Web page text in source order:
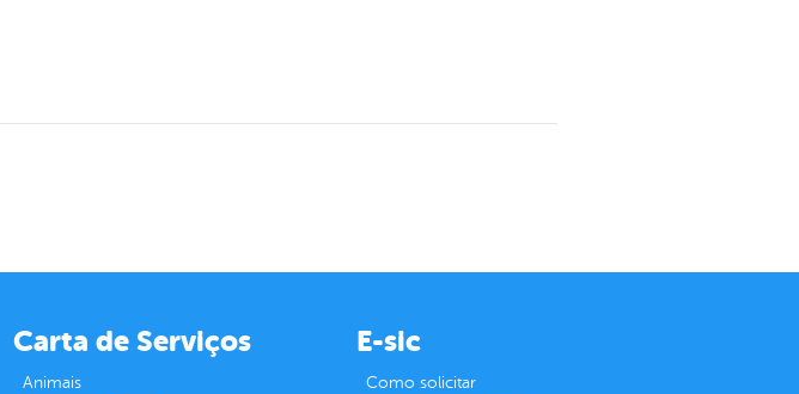
Carta de Serviços
Animais
E-sic
Como solicitar